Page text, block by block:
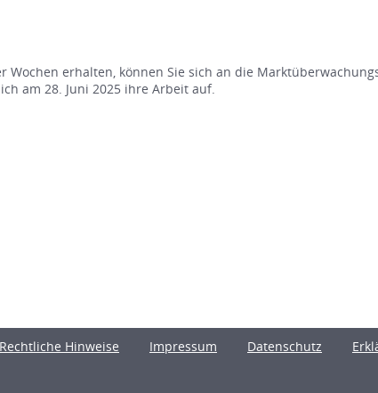
erhalten, können Sie sich an die
am 28. Juni 2025 ihre Arbeit auf.
Rechtliche Hinweise Impressum Datenschutz